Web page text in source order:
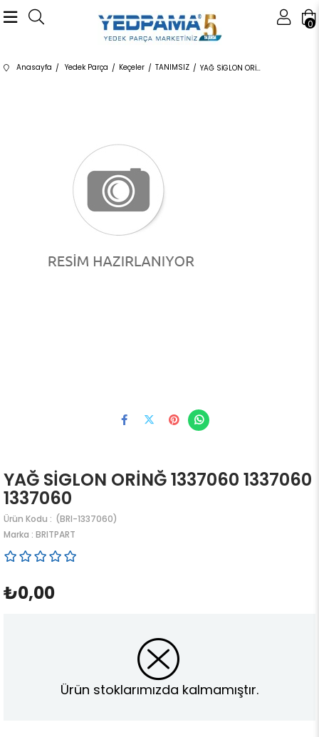
0
Anasayfa Yedek Parça Keçeler TANIMSIZ YAĞ SİGLON ORİNĞ 1337060 1337060 1337060
YAĞ SİGLON ORİNĞ 1337060 1337060
1337060
(BRI-1337060)
Marka : BRITPART
₺0,00
Ürün stoklarımızda kalmamıştır.